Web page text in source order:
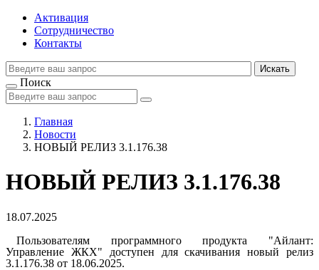
Активация
Сотрудничество
Контакты
Искать
Поиск
Главная
Новости
НОВЫЙ РЕЛИЗ 3.1.176.38
НОВЫЙ РЕЛИЗ 3.1.176.38
18.07.2025
Пользователям программного продукта "Айлант:
Управление ЖКХ" доступен для скачивания новый релиз
3.1.176.38 от 18.06.2025.